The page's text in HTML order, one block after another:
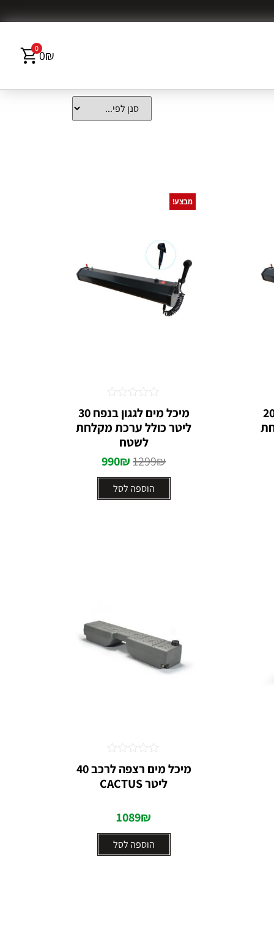
00₪
לגגון בנפח 20
מבצע!
מיכל מים לגגון בנפח 30
ליטר כולל ערכת מקלחת
לשטח
1299₪
990₪
הוספה לסל
0
מתוך
מיכל מים רצפה לרכב 40
ליטר CACTUS
1089₪
הוספה לסל
0
מתוך
5